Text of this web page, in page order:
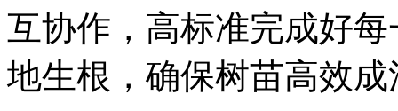
互协作，高标准完成好
地生根，确保树苗高效成